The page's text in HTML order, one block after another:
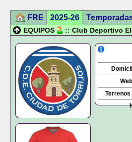
FRE 2025-26
EQUIPOS :: Club Deportivo
Terrenos